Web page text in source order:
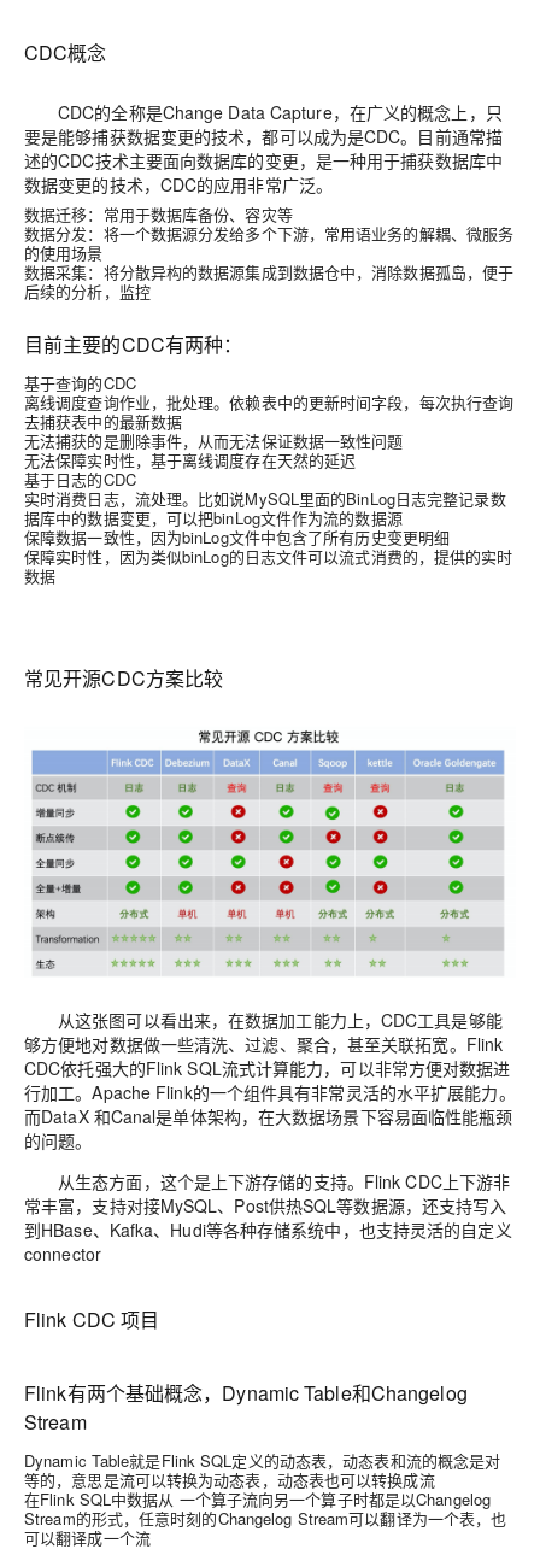
CDC概念
CDC的全称是Change Data Capture，在广义的概念上，只
要是能够捕获数据变更的技术，都可以成为是CDC。目前通常描
述的CDC技术主要面向数据库的变更，是一种用于捕获数据库中
数据变更的技术，CDC的应用非常广泛。
数据迁移：常用于数据库备份、容灾等
数据分发：将一个数据源分发给多个下游，常用语业务的解耦、微服务
的使用场景
数据采集：将分散异构的数据源集成到数据仓中，消除数据孤岛，便于
后续的分析，监控
目前主要的CDC有两种：
基于查询的CDC
离线调度查询作业，批处理。依赖表中的更新时间字段，每次执行查询
去捕获表中的最新数据
无法捕获的是删除事件，从而无法保证数据一致性问题
无法保障实时性，基于离线调度存在天然的延迟
基于日志的CDC
实时消费日志，流处理。比如说MySQL里面的BinLog日志完整记录数
据库中的数据变更，可以把binLog文件作为流的数据源
保障数据一致性，因为binLog文件中包含了所有历史变更明细
保障实时性，因为类似binLog的日志文件可以流式消费的，提供的实时
数据
常见开源CDC方案比较
从这张图可以看出来，在数据加工能力上，CDC工具是够能
够方便地对数据做一些清洗、过滤、聚合，甚至关联拓宽。Flink
CDC依托强大的Flink SQL流式计算能力，可以非常方便对数据进
行加工。Apache Flink的一个组件具有非常灵活的水平扩展能力。
而DataX 和Canal是单体架构，在大数据场景下容易面临性能瓶颈
的问题。
从生态方面，这个是上下游存储的支持。Flink CDC上下游非
常丰富，支持对接MySQL、Post供热SQL等数据源，还支持写入
到HBase、Kafka、Hudi等各种存储系统中，也支持灵活的自定义
connector
Flink CDC 项目
Flink有两个基础概念，Dynamic Table和Changelog
Stream
Dynamic Table就是Flink SQL定义的动态表，动态表和流的概念是对
等的，意思是流可以转换为动态表，动态表也可以转换成流
在Flink SQL中数据从 一个算子流向另一个算子时都是以Changelog
Stream的形式，任意时刻的Changelog Stream可以翻译为一个表，也
可以翻译成一个流